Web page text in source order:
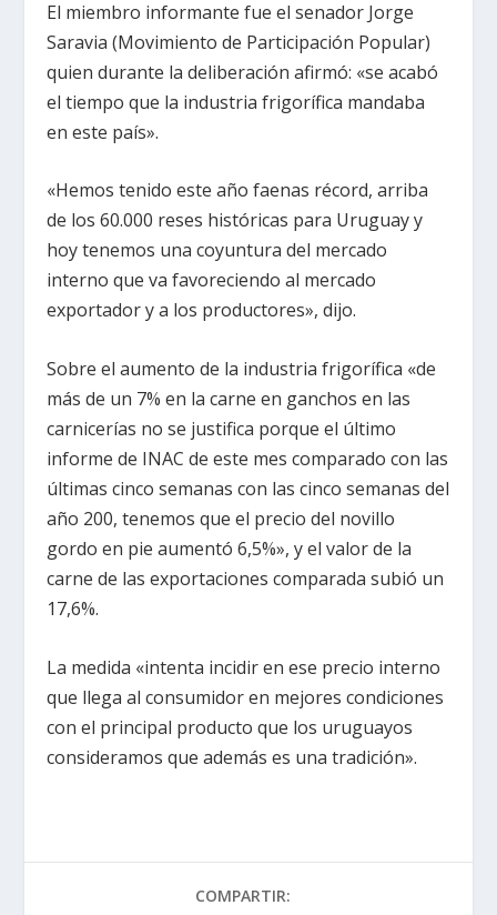
El miembro informante fue el senador Jorge
Saravia (Movimiento de Participación Popular)
quien durante la deliberación afirmó: «se acabó
el tiempo que la industria frigorífica mandaba
en este país».
«Hemos tenido este año faenas récord, arriba
de los 60.000 reses históricas para Uruguay y
hoy tenemos una coyuntura del mercado
interno que va favoreciendo al mercado
exportador y a los productores», dijo.
Sobre el aumento de la industria frigorífica «de
más de un 7% en la carne en ganchos en las
carnicerías no se justifica porque el último
informe de INAC de este mes comparado con las
últimas cinco semanas con las cinco semanas del
año 200, tenemos que el precio del novillo
gordo en pie aumentó 6,5%», y el valor de la
carne de las exportaciones comparada subió un
17,6%.
La medida «intenta incidir en ese precio interno
que llega al consumidor en mejores condiciones
con el principal producto que los uruguayos
consideramos que además es una tradición».
COMPARTIR: